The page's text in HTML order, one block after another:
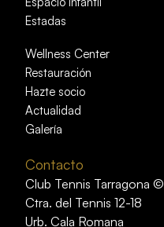
Estadas
Wellness Center
Restauración
Hazte socio
Actualidad
Galería
Contacto
Club Tennis Tarragona ©
Ctra. del Tennis 12-18
Urb. Cala Romana